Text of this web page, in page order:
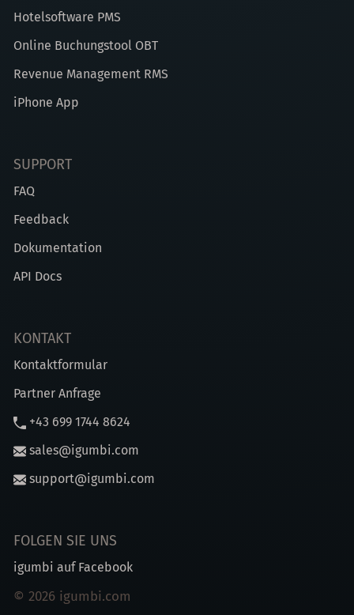
Hotelsoftware PMS
Online Buchungstool OBT
Revenue Management RMS
iPhone App
SUPPORT
FAQ
Feedback
Dokumentation
API Docs
KONTAKT
Kontaktformular
Partner Anfrage
+43 699 1744 8624
sales@igumbi.com
support@igumbi.com
FOLGEN SIE UNS
igumbi auf Facebook
© 2026 igumbi.com